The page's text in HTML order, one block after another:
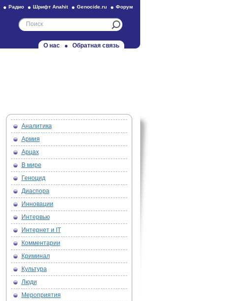
Радио Шрифт Anahit Genocide.ru Форум
О нас Обратная связь
Аналитика
Армия
Арцах
В мире
Геноцид
Диаспора
Инновации
Интервью
Интернет и IT
Комментарии
Криминал
Культура
Люди
Мероприятия